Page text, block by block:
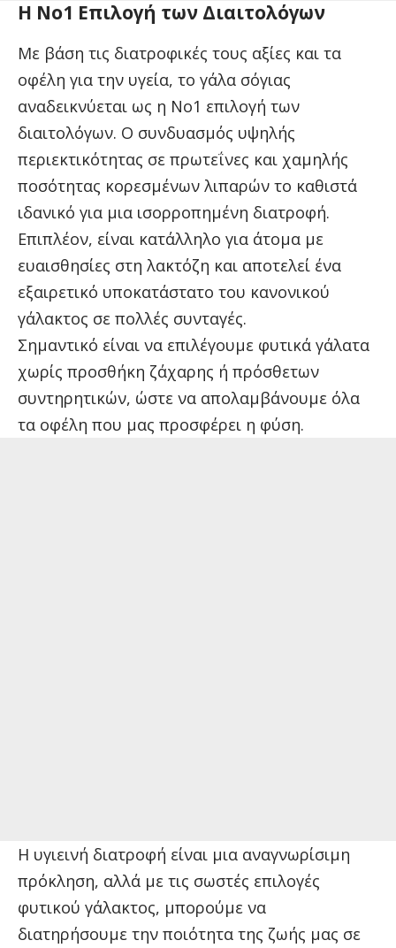
Η Νο1 Επιλογή των Διαιτολόγων
Με βάση τις διατροφικές τους αξίες και τα
οφέλη για την υγεία, το γάλα σόγιας
αναδεικνύεται ως η Νο1 επιλογή των
διαιτολόγων. Ο συνδυασμός υψηλής
περιεκτικότητας σε πρωτεΐνες και χαμηλής
ποσότητας κορεσμένων λιπαρών το καθιστά
ιδανικό για μια ισορροπημένη διατροφή.
Επιπλέον, είναι κατάλληλο για άτομα με
ευαισθησίες στη λακτόζη και αποτελεί ένα
εξαιρετικό υποκατάστατο του κανονικού
γάλακτος σε πολλές συνταγές.
Σημαντικό είναι να επιλέγουμε φυτικά γάλατα
χωρίς προσθήκη ζάχαρης ή πρόσθετων
συντηρητικών, ώστε να απολαμβάνουμε όλα
τα οφέλη που μας προσφέρει η φύση.
Η υγιεινή διατροφή είναι μια αναγνωρίσιμη
πρόκληση, αλλά με τις σωστές επιλογές
φυτικού γάλακτος, μπορούμε να
διατηρήσουμε την ποιότητα της ζωής μας σε